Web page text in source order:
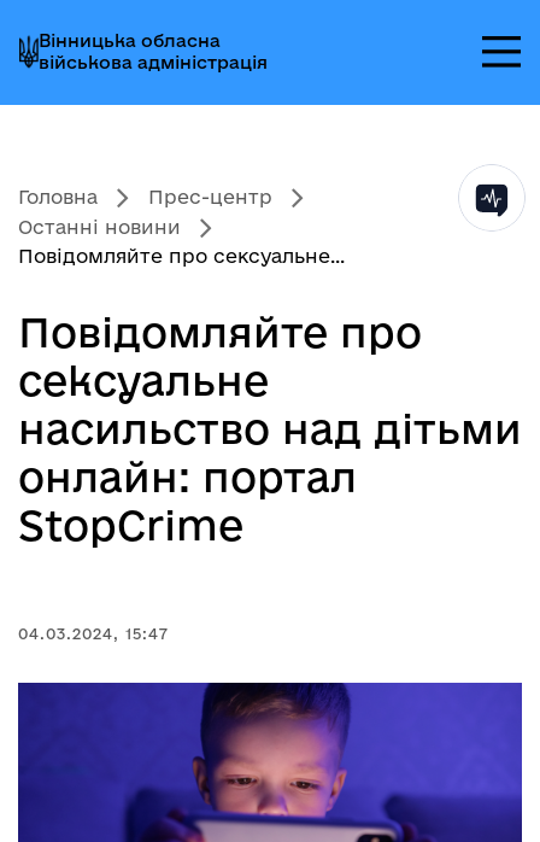
до
головного
меню
до
головного
вмісту
до
головного
колонтитула
Вінницька обласна
військова адміністрація
Головна
Прес-центр
Останні новини
Повідомляйте про сексуальне...
Повідомляйте про
сексуальне
насильство над дітьми
онлайн: портал
StopCrime
04.03.2024, 15:47